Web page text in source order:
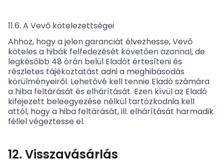
11.6. A Vevő kötelezettségei
Ahhoz, hogy a jelen garanciát élvezhesse, Vevő
köteles a hibák felfedezését követően azonnal, de
legkésőbb 48 órán belül Eladót értesíteni és
részletes tájékoztatást adni a meghibásodás
körülményeiről. Lehetővé kell tennie Eladó számára
a hiba feltárását és elhárítását. Ezen kívül az Eladó
kifejezett beleegyezése nélkül tartózkodnia kell
attól, hogy a hiba feltárását, ill. elhárítását harmadik
féllel végeztesse el.
12. Visszavásárlás